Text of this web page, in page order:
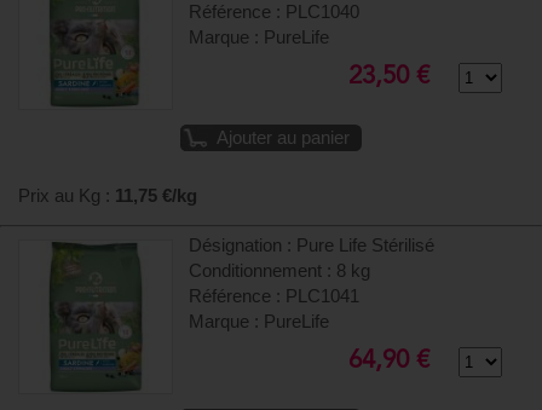
Référence : PLC1040
Marque : PureLife
23,50 €
Ajouter au panier
Prix au Kg : 11,75 €/kg
Désignation : Pure Life Stérilisé
Conditionnement : 8 kg
Référence : PLC1041
Marque : PureLife
64,90 €